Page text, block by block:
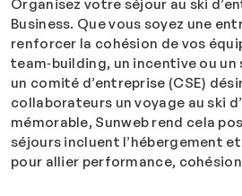
Organisez votre séjour au ski
Business. Que vous soyez une
renforcer la cohésion de vos
team‑building, un incentive ou un
un comité d’entreprise (CSE)
collaborateurs un voyage au ski
mémorable, Sunweb rend cela
séjours incluent l’hébergement
pour allier performance,